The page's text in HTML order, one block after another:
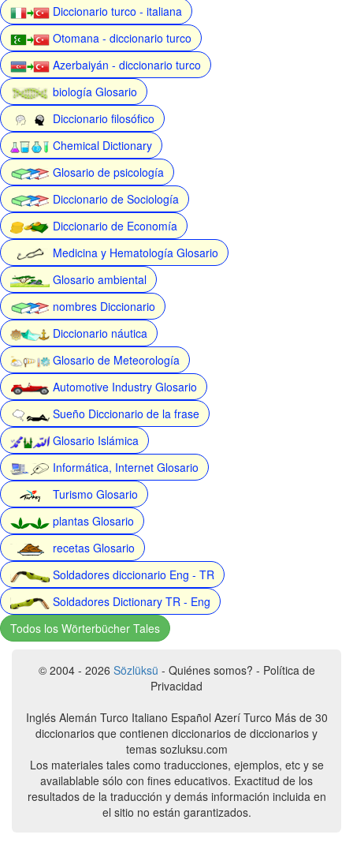
Diccionario turco - italiana
Otomana - diccionario turco
Azerbaiyán - diccionario turco
biología Glosario
Diccionario filosófico
Chemical Dictionary
Glosario de psicología
Diccionario de Sociología
Diccionario de Economía
Medicina y Hematología Glosario
Glosario ambiental
nombres Diccionario
Diccionario náutica
Glosario de Meteorología
Automotive Industry Glosario
Sueño Diccionario de la frase
Glosario Islámica
Informática, Internet Glosario
Turismo Glosario
plantas Glosario
recetas Glosario
Soldadores diccionario Eng - TR
Soldadores Dictionary TR - Eng
Todos los Wörterbücher Tales
© 2004 - 2026 Sözlüksü - Quiénes somos? - Política de
Privacidad
Inglés Alemán Turco Italiano Español Azerí Turco Más de 30
diccionarios que contienen diccionarios de diccionarios y
temas sozluksu.com
Los materiales tales como traducciones, ejemplos, etc y se
availablable sólo con fines educativos. Exactitud de los
resultados de la traducción y demás información incluida en
el sitio no están garantizados.